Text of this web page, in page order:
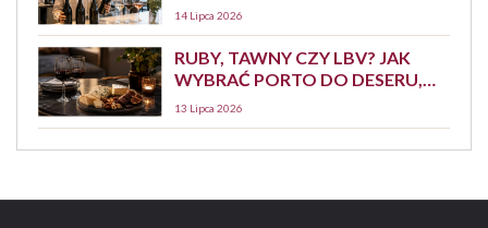
14 Lipca 2026
RUBY, TAWNY CZY LBV? JAK
WYBRAĆ PORTO DO DESERU,
SERA I SPOKOJNEGO
WIECZORU<
13 Lipca 2026